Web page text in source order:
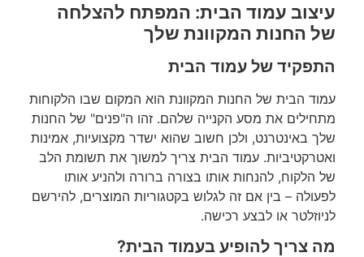
עיצוב עמוד הבית: המפתח להצלחה
של החנות המקוונת שלך
התפקיד של עמוד הבית
עמוד הבית של החנות המקוונת הוא המקום שבו הלקוחות
מתחילים את מסע הקנייה שלהם. זהו ה"פנים" של החנות
שלך באינטרנט, ולכן חשוב שהוא ישדר מקצועיות, אמינות
ואטרקטיביות. עמוד הבית צריך למשוך את תשומת הלב
של הלקוח, להנחות אותו בצורה ברורה ולהניע אותו
לפעולה – בין אם זה לגלוש בקטגוריות המוצרים, להירשם
לניוזלטר או לבצע רכישה.
מה צריך להופיע בעמוד הבית?